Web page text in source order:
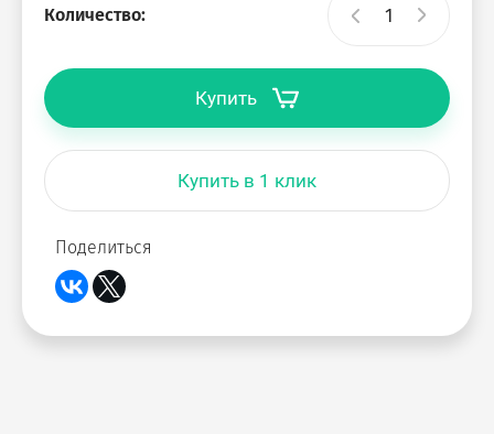
Количество:
Купить
Купить в 1 клик
Поделиться